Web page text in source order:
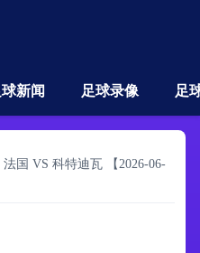
球新闻 足球录像 足
法国 VS 科特迪瓦 【2026-06-